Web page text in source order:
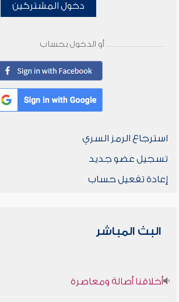
دخول المشتركين
أو الدخول بحساب
استرجاع الرمز السري
تسجيل عضو جديد
إعادة تفعيل حساب
البث المباشر
أخلاقنا أصالة ومعاصرة